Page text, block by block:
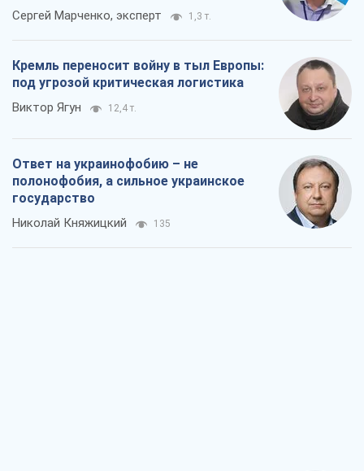
Сергей Марченко, эксперт 1,3 т.
Кремль переносит войну в тыл Европы:
под угрозой критическая логистика
Виктор Ягун 12,4 т.
Ответ на украинофобию – не
полонофобия, а сильное украинское
государство
Николай Княжицкий 135